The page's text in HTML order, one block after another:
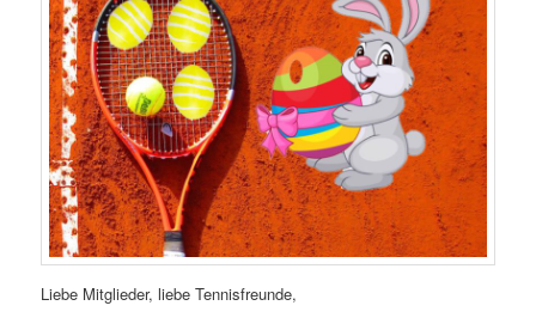
Liebe Mitglieder, liebe Tennisfreunde,